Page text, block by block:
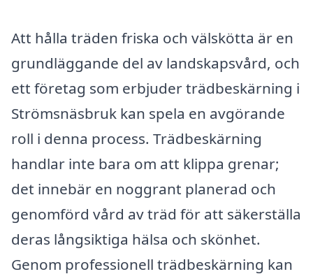
Att hålla träden friska och välskötta är en
grundläggande del av landskapsvård, och
ett företag som erbjuder trädbeskärning i
Strömsnäsbruk kan spela en avgörande
roll i denna process. Trädbeskärning
handlar inte bara om att klippa grenar;
det innebär en noggrant planerad och
genomförd vård av träd för att säkerställa
deras långsiktiga hälsa och skönhet.
Genom professionell trädbeskärning kan